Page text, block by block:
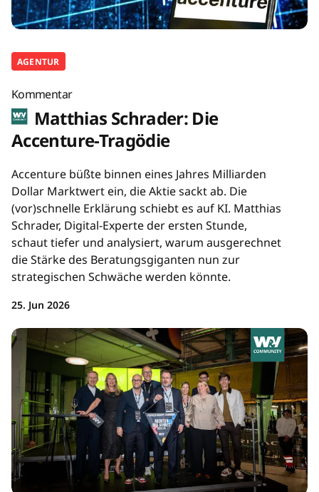
AGENTUR
Kommentar
Matthias Schrader: Die
Accenture-Tragödie
Accenture büßte binnen eines Jahres Milliarden
Dollar Marktwert ein, die Aktie sackt ab. Die
(vor)schnelle Erklärung schiebt es auf KI. Matthias
Schrader, Digital-Experte der ersten Stunde,
schaut tiefer und analysiert, warum ausgerechnet
die Stärke des Beratungsgiganten nun zur
strategischen Schwäche werden könnte.
25. Jun 2026